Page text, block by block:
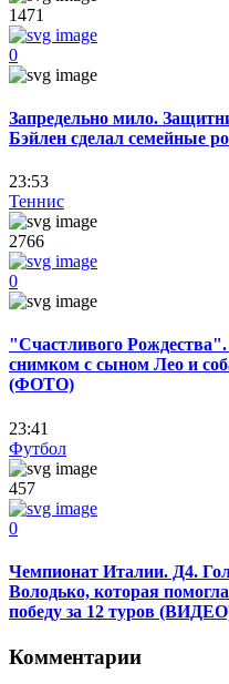
1471
0
Запредельно мило.
Бэйлен сделал семейные
23:53
Теннис
2766
0
"Счастливого
снимком с сыном Лео и
(ФОТО)
23:41
Футбол
457
0
Чемпионат Италии. Д4.
Володько, которая
победу за 12 туров
Комментарии